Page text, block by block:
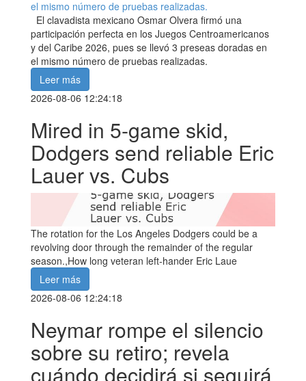
El clavadista mexicano Osmar Olvera firmó una
participación perfecta en los Juegos Centroamericanos
y del Caribe 2026, pues se llevó 3 preseas doradas en
el mismo número de pruebas realizadas.
Leer más
2026-08-06 12:24:18
Mired in 5-game skid,
Dodgers send reliable Eric
Lauer vs. Cubs
The rotation for the Los Angeles Dodgers could be a
revolving door through the remainder of the regular
season.,How long veteran left-hander Eric Laue
Leer más
2026-08-06 12:24:18
Neymar rompe el silencio
sobre su retiro; revela
cuándo decidirá si seguirá